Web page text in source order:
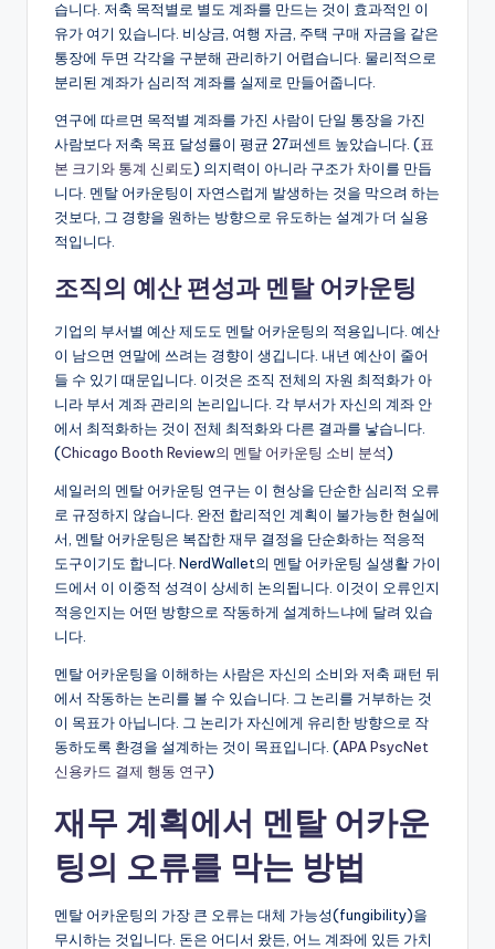
습니다. 저축 목적별로 별도 계좌를 만드는 것이 효과적인 이
유가 여기 있습니다. 비상금, 여행 자금, 주택 구매 자금을 같은
통장에 두면 각각을 구분해 관리하기 어렵습니다. 물리적으로
분리된 계좌가 심리적 계좌를 실제로 만들어줍니다.
연구에 따르면 목적별 계좌를 가진 사람이 단일 통장을 가진
사람보다 저축 목표 달성률이 평균 27퍼센트 높았습니다. (표
본 크기와 통계 신뢰도) 의지력이 아니라 구조가 차이를 만듭
니다. 멘탈 어카운팅이 자연스럽게 발생하는 것을 막으려 하는
것보다, 그 경향을 원하는 방향으로 유도하는 설계가 더 실용
적입니다.
조직의 예산 편성과 멘탈 어카운팅
기업의 부서별 예산 제도도 멘탈 어카운팅의 적용입니다. 예산
이 남으면 연말에 쓰려는 경향이 생깁니다. 내년 예산이 줄어
들 수 있기 때문입니다. 이것은 조직 전체의 자원 최적화가 아
니라 부서 계좌 관리의 논리입니다. 각 부서가 자신의 계좌 안
에서 최적화하는 것이 전체 최적화와 다른 결과를 낳습니다.
(Chicago Booth Review의 멘탈 어카운팅 소비 분석)
세일러의 멘탈 어카운팅 연구는 이 현상을 단순한 심리적 오류
로 규정하지 않습니다. 완전 합리적인 계획이 불가능한 현실에
서, 멘탈 어카운팅은 복잡한 재무 결정을 단순화하는 적응적
도구이기도 합니다. NerdWallet의 멘탈 어카운팅 실생활 가이
드에서 이 이중적 성격이 상세히 논의됩니다. 이것이 오류인지
적응인지는 어떤 방향으로 작동하게 설계하느냐에 달려 있습
니다.
멘탈 어카운팅을 이해하는 사람은 자신의 소비와 저축 패턴 뒤
에서 작동하는 논리를 볼 수 있습니다. 그 논리를 거부하는 것
이 목표가 아닙니다. 그 논리가 자신에게 유리한 방향으로 작
동하도록 환경을 설계하는 것이 목표입니다. (APA PsycNet
신용카드 결제 행동 연구)
재무 계획에서 멘탈 어카운
팅의 오류를 막는 방법
멘탈 어카운팅의 가장 큰 오류는 대체 가능성(fungibility)을
무시하는 것입니다. 돈은 어디서 왔든, 어느 계좌에 있든 가치